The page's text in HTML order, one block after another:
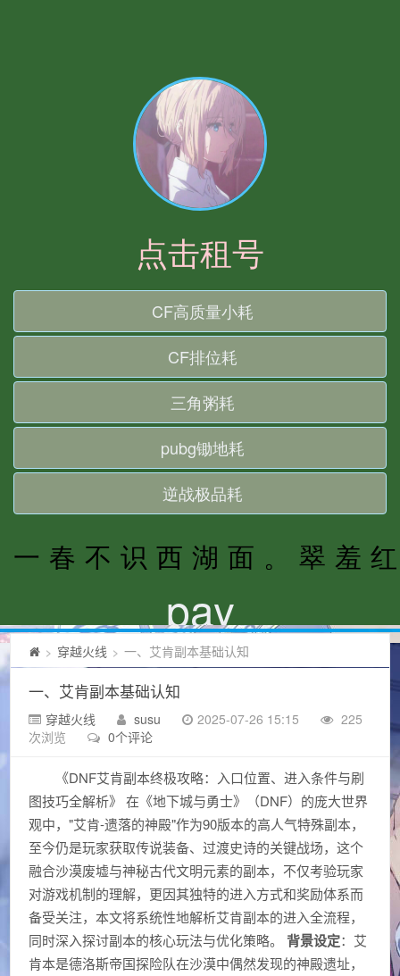
> 穿越火线 > 一、艾肯副本基础认知
一、艾肯副本基础认知
穿越火线 susu 2025-07-26 15:15
225
次浏览
0个评论
《DNF艾肯副本终极攻略：入口位置、进入条件与刷
图技巧全解析》 在《地下城与勇士》（DNF）的庞大世界
观中，"艾肯-遗落的神殿"作为90版本的高人气特殊副本，
至今仍是玩家获取传说装备、过渡史诗的关键战场，这个
融合沙漠废墟与神秘古代文明元素的副本，不仅考验玩家
对游戏机制的理解，更因其独特的进入方式和奖励体系而
备受关注，本文将系统性地解析艾肯副本的进入全流程，
同时深入探讨副本的核心玩法与优化策略。背景设定：艾
肯本是德洛斯帝国探险队在沙漠中偶然发现的神殿遗址，